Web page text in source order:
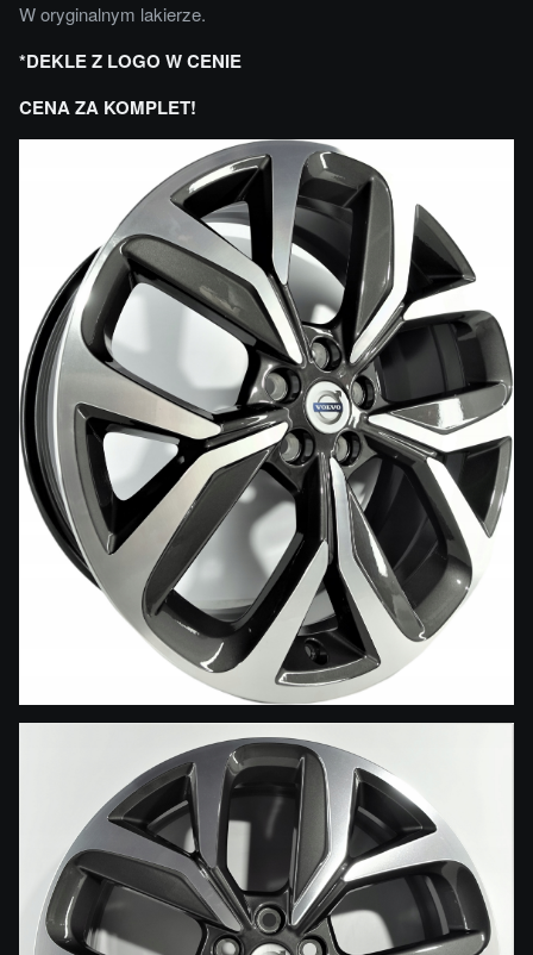
W oryginalnym lakierze.
*DEKLE Z LOGO W CENIE
CENA ZA KOMPLET!